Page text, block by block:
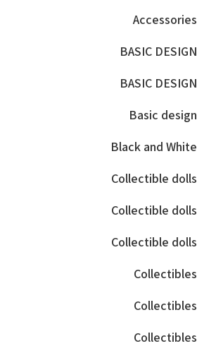
Accessories
BASIC DESIGN
BASIC DESIGN
Basic design
Black and White
Collectible dolls
Collectible dolls
Collectible dolls
Collectibles
Collectibles
Collectibles